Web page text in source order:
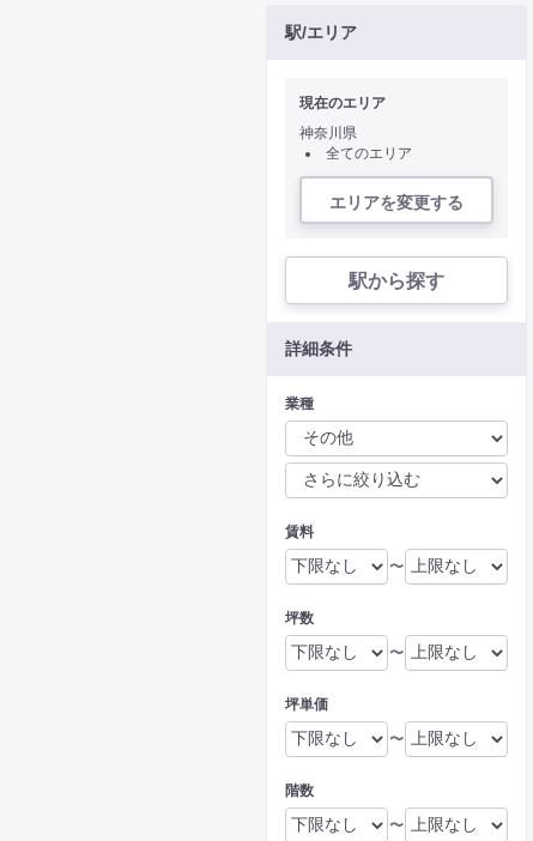
駅/エリア
現在のエリア
神奈川県
全てのエリア
エリアを変更する
駅から探す
詳細条件
業種
賃料
〜
坪数
〜
坪単価
〜
階数
〜